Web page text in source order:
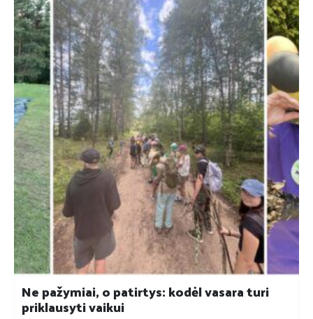
Ne pažymiai, o patirtys: kodėl vasara turi
priklausyti vaikui